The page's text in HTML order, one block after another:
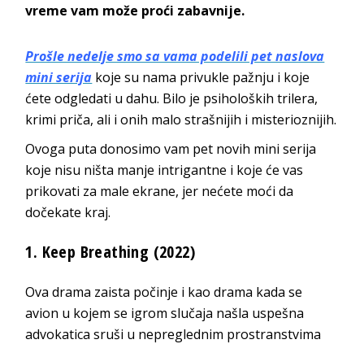
vreme vam može proći zabavnije.
Prošle nedelje smo sa vama podelili pet naslova
mini serija koje su nama privukle pažnju i koje
ćete odgledati u dahu. Bilo je psiholoških trilera,
krimi priča, ali i onih malo strašnijih i misterioznijih.
Ovoga puta donosimo vam pet novih mini serija
koje nisu ništa manje intrigantne i koje će vas
prikovati za male ekrane, jer nećete moći da
dočekate kraj.
1. Keep Breathing (2022)
Ova drama zaista počinje i kao drama kada se
avion u kojem se igrom slučaja našla uspešna
advokatica sruši u nepreglednim prostranstvima